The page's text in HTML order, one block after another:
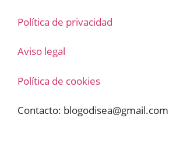
Política de privacidad
Aviso legal
Política de cookies
Contacto: blogodisea@gmail.com